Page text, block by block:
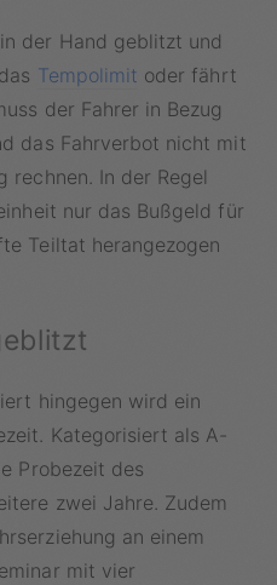
der Hand geblitzt und
Tempolimit oder fährt
der Fahrer in Bezug
das Fahrverbot nicht mit
rechnen. In der Regel
nur das Bußgeld für
Teiltat herangezogen
hingegen wird ein
Kategorisiert als A-
Probezeit des
zwei Jahre. Zudem
an einem
mit vier